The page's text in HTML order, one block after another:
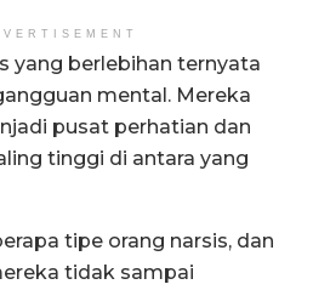
yang berlebihan ternyata
mental. Mereka
pusat perhatian dan
tinggi di antara yang
tipe orang narsis, dan
tidak sampai